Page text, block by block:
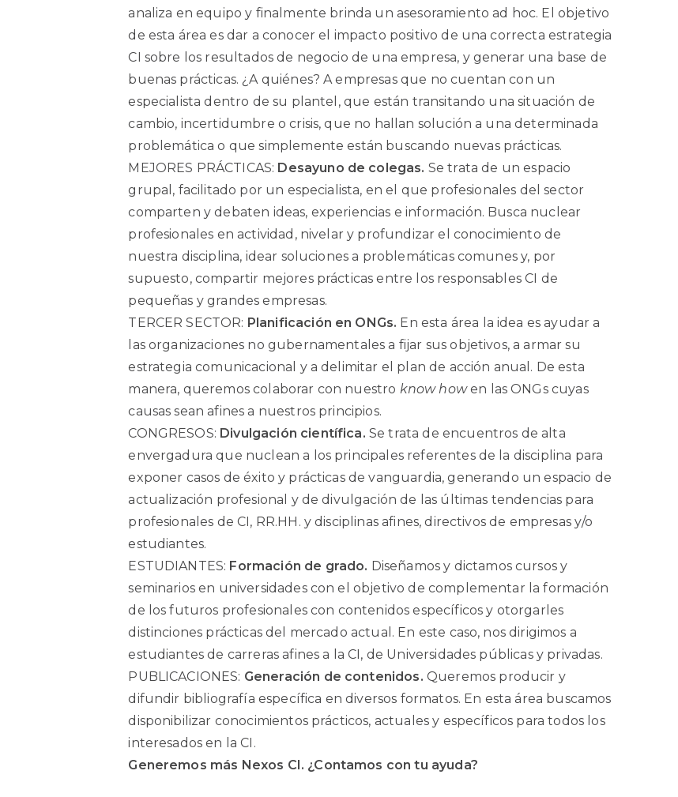
analiza en equipo y finalmente brinda un asesoramiento ad hoc. El objetivo
de esta área es dar a conocer el impacto positivo de una correcta estrategia
CI sobre los resultados de negocio de una empresa, y generar una base de
buenas prácticas. ¿A quiénes? A empresas que no cuentan con un
especialista dentro de su plantel, que están transitando una situación de
cambio, incertidumbre o crisis, que no hallan solución a una determinada
problemática o que simplemente están buscando nuevas prácticas.
MEJORES PRÁCTICAS: Desayuno de colegas. Se trata de un espacio
grupal, facilitado por un especialista, en el que profesionales del sector
comparten y debaten ideas, experiencias e información. Busca nuclear
profesionales en actividad, nivelar y profundizar el conocimiento de
nuestra disciplina, idear soluciones a problemáticas comunes y, por
supuesto, compartir mejores prácticas entre los responsables CI de
pequeñas y grandes empresas.
TERCER SECTOR: Planificación en ONGs. En esta área la idea es ayudar a
las organizaciones no gubernamentales a fijar sus objetivos, a armar su
estrategia comunicacional y a delimitar el plan de acción anual. De esta
manera, queremos colaborar con nuestro know howen las ONGs cuyas
causas sean afines a nuestros principios.
CONGRESOS: Divulgación científica. Se trata de encuentros de alta
envergadura que nuclean a los principales referentes de la disciplina para
exponer casos de éxito y prácticas de vanguardia, generando un espacio de
actualización profesional y de divulgación de las últimas tendencias para
profesionales de CI, RR.HH. y disciplinas afines, directivos de empresas y/o
estudiantes.
ESTUDIANTES: Formación de grado. Diseñamos y dictamos cursos y
seminarios en universidades con el objetivo de complementar la formación
de los futuros profesionales con contenidos específicos y otorgarles
distinciones prácticas del mercado actual. En este caso, nos dirigimos a
estudiantes de carreras afines a la CI, de Universidades públicas y privadas.
PUBLICACIONES: Generación de contenidos. Queremos producir y
difundir bibliografía específica en diversos formatos. En esta área buscamos
disponibilizar conocimientos prácticos, actuales y específicos para todos los
interesados en la CI.
Generemos más Nexos CI. ¿Contamos con tu ayuda?